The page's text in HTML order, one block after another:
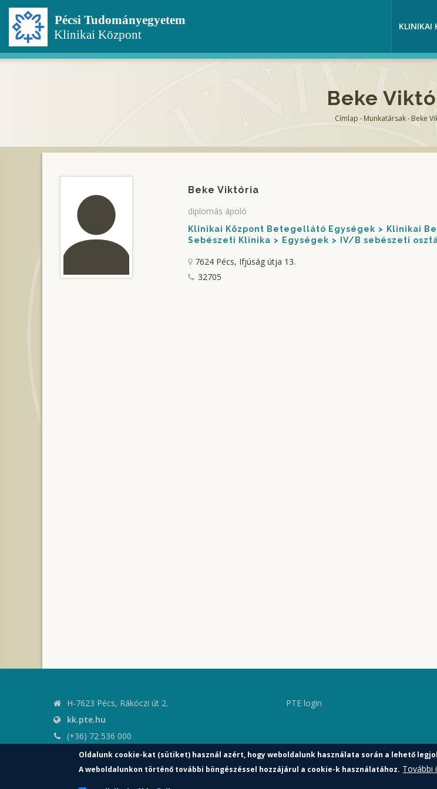
Ugrás
tartalomra
KLINIKAI
Beke
Címlap -Munkatársak-Beke
Beke Viktória
diplomás ápoló
Klinikai Központ Betegellátó Egységek
Klinikai
Sebészeti Klinika
Egységek IV/B sebészeti
7624 Pécs, Ifjúság útja 13.
32705
H-7623 Pécs, Rákóczi út 2.
kk.pte.hu
(+36) 72 536 000
kk.elnoki.hivatal@pte.hu
pte.hu
PTE login
Oldalunk cookie-kat (sütiket) használ azért, hogy weboldalunk használata során a lehető
A weboldalunkon történő további böngészéssel hozzájárul a cookie-k használatához. További